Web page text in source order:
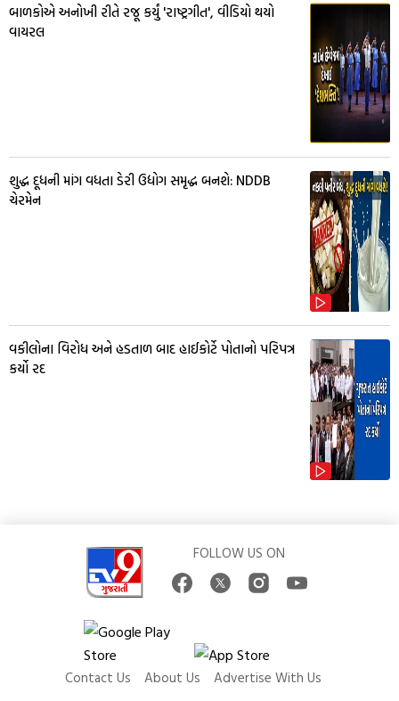
બાળકોએ અનોખી રીતે રજૂ કર્યું 'રાષ્ટ્રગીત', વીડિયો થયો
વાયરલ
શુદ્ધ દૂધની માંગ વધતા ડેરી ઉદ્યોગ સમૃદ્ધ બનશે: NDDB
ચેરમેન
વકીલોના વિરોધ અને હડતાળ બાદ હાઈકોર્ટે પોતાનો પરિપત્ર
કર્યો રદ
FOLLOW US ON
Contact Us About Us
Advertise With Us